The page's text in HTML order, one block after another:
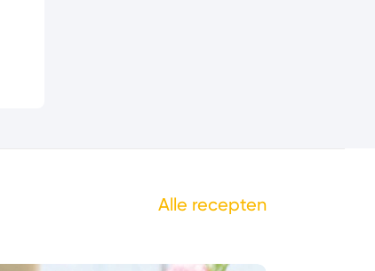
Alle recepten